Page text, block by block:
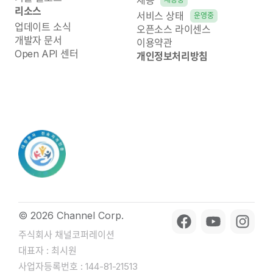
리소스
업데이트 소식
개발자 문서
Open API 센터
서비스 상태 운영중
오픈소스 라이센스
이용약관
개인정보처리방침
© 2026 Channel Corp.
주식회사 채널코퍼레이션
대표자 : 최시원
사업자등록번호 : 144-81-21513